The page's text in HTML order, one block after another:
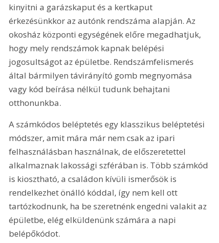
kinyitni a garázskaput és a kertkaput
érkezésünkkor az autónk rendszáma alapján. Az
okosház központi egységének előre megadhatjuk,
hogy mely rendszámok kapnak belépési
jogosultságot az épületbe. Rendszámfelismerés
által bármilyen távirányító gomb megnyomása
vagy kód beírása nélkül tudunk behajtani
otthonunkba.
A számkódos beléptetés egy klasszikus beléptetési
módszer, amit mára már nem csak az ipari
felhasználásban használnak, de előszeretettel
alkalmaznak lakossági szférában is. Több számkód
is kiosztható, a családon kívüli ismerősök is
rendelkezhet önálló kóddal, így nem kell ott
tartózkodnunk, ha be szeretnénk engedni valakit az
épületbe, elég elküldenünk számára a napi
belépőkódot.